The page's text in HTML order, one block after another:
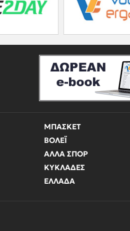
ΜΠΑΣΚΕΤ
ΒΟΛΕΪ
ΑΛΛΑ ΣΠΟΡ
ΚΥΚΛΑΔΕΣ
ΕΛΛΑΔΑ